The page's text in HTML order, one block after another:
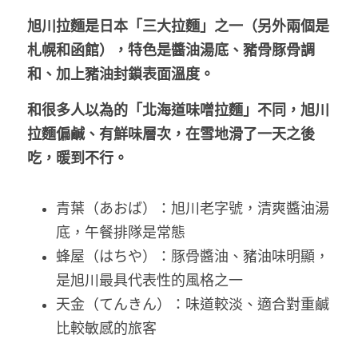
旭川拉麵是日本「三大拉麵」之一（另外兩個是
札幌和函館），特色是醬油湯底、豬骨豚骨調
和、加上豬油封鎖表面溫度。
和很多人以為的「北海道味噌拉麵」不同，旭川
拉麵偏鹹、有鮮味層次，在雪地滑了一天之後
吃，暖到不行。
青葉（あおば）：旭川老字號，清爽醬油湯
底，午餐排隊是常態
蜂屋（はちや）：豚骨醬油、豬油味明顯，
是旭川最具代表性的風格之一
天金（てんきん）：味道較淡、適合對重鹹
比較敏感的旅客